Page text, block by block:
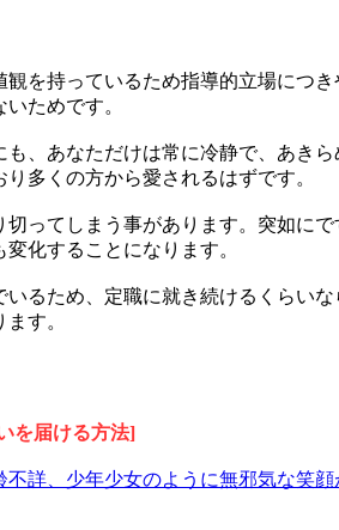
を持っているため指導的立場につ
ためです。
、あなただけは常に冷静で、あき
多くの方から愛されるはずです。
ってしまう事があります。突如にで
化することになります。
るため、定職に就き続けるくらい
す。
を届ける方法]
詳、少年少女のように無邪気な笑